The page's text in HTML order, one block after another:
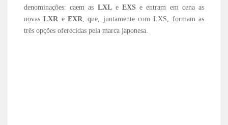
denominações: caem as LXLeEXS e entram em cena as
novasLXR eEXR , que, juntamente com LXS, formam as
três opções oferecidas pela marca japonesa.